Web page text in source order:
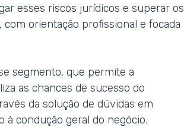
esses riscos jurídicos e superar os
orientação profissional e focada
segmento, que permite a
as chances de sucesso do
da solução de dúvidas em
à condução geral do negócio.